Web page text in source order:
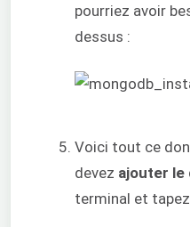
pourriez avoir
dessus :
Voici tout ce
devez ajouter le
terminal et